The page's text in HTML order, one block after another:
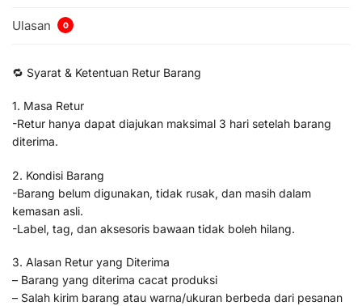
Ulasan 0
🔁 Syarat & Ketentuan Retur Barang
1. Masa Retur
-Retur hanya dapat diajukan maksimal 3 hari setelah barang
diterima.
2. Kondisi Barang
-Barang belum digunakan, tidak rusak, dan masih dalam
kemasan asli.
-Label, tag, dan aksesoris bawaan tidak boleh hilang.
3. Alasan Retur yang Diterima
– Barang yang diterima cacat produksi
– Salah kirim barang atau warna/ukuran berbeda dari pesanan